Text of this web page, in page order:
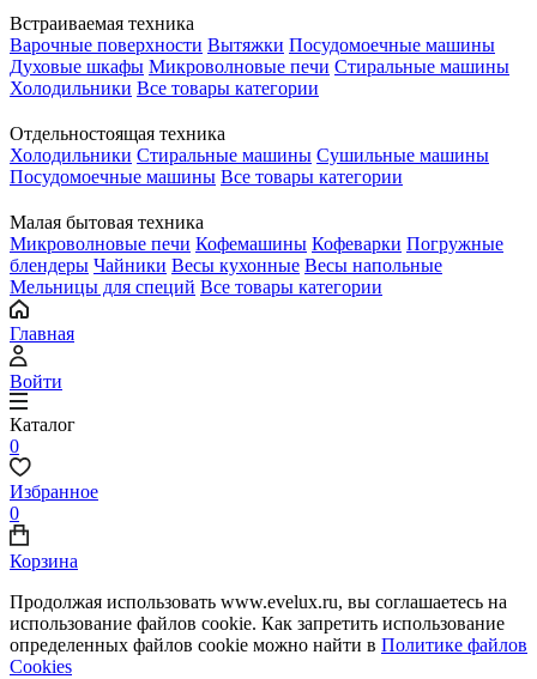
Встраиваемая техника
Варочные поверхности Вытяжки Посудомоечные машины
Духовые шкафы Микроволновые печи Стиральные машины
Холодильники Все товары категории
Отдельностоящая техника
Холодильники Стиральные машины Сушильные машины
Посудомоечные машины Все товары категории
Малая бытовая техника
Микроволновые печи Кофемашины Кофеварки Погружные
блендеры Чайники Весы кухонные Весы напольные
Мельницы для специй Все товары категории
Главная
Войти
Каталог
0
Избранное
0
Корзина
Продолжая использовать www.evelux.ru, вы соглашаетесь на
использование файлов cookie. Как запретить использование
определенных файлов cookie можно найти в Политике файлов
Cookies